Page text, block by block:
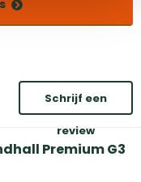
Schrijf een
review
Premium G3